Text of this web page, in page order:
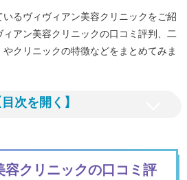
るヴィヴィアン美容クリニックをご紹
アン美容クリニックの口コミ評判、二
クリニックの特徴などをまとめてみま
目次を開く】
容クリニックの口コミ評